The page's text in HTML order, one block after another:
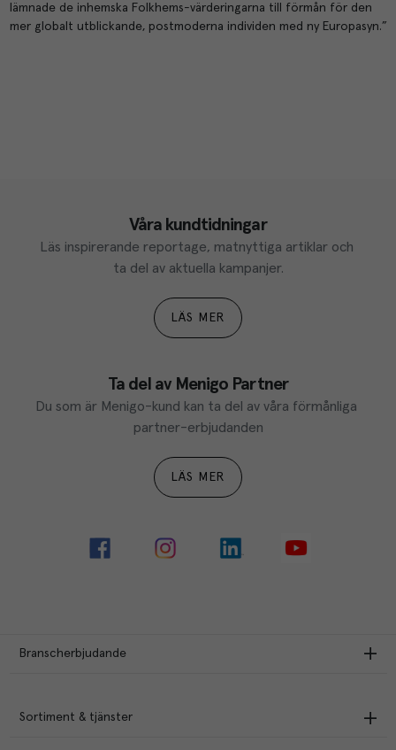
lämnade de inhemska Folkhems-värderingarna till förmån för den
mer globalt utblickande, postmoderna individen med ny Europasyn.”
Våra kundtidningar
Läs inspirerande reportage, matnyttiga artiklar och
ta del av aktuella kampanjer.
LÄS MER
Ta del av Menigo Partner
Du som är Menigo-kund kan ta del av våra förmånliga
partner-erbjudanden
LÄS MER
Branscherbjudande
Sortiment & tjänster